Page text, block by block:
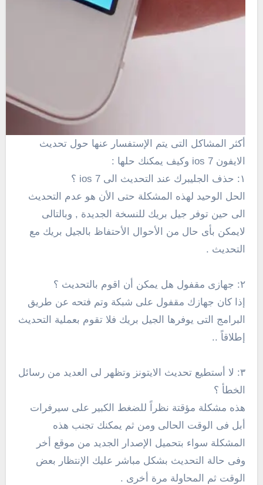
الايفون ios 7 وكيف يمكنك حلها :
١: حذف الجليبرك عند التحديث الى ios 7 ؟
الحل الوحيد لهذه المشكلة حتى الأن هو عدم التحديث
الى حين توفر جيل بريك للنسخة الجديدة , وبالتالى
لايمكن بأى حال من الأحوال الأحتفاظ بالجيل بريك مع
التحديث .
٢: جهازى مقفول هل يمكن أن اقوم بالتحديث ؟
إذا كان جهازك مقفول على شبكة وتم فتحه عن طريق
البرامج التى يوفرها الجيل بريك فلا تقوم بعملية التحديث
إطلاقاً ..
٣: لا أستطيع تحديث الايتونز وتظهر لى العديد من رسائل
الخطأ ؟
هذه مشكلة مؤقتة نظراً للضغط الكبير على سيرفرات
أبل فى الوقت الحالى ومن ثم يمكنك تجنب هذه
المشكلة سواء بتحميل الإصدار الجديد من موقع أخر
وفى حالة التحديث بشكل مباشر عليك الإنتظار بعض
الوقت ثم المحاولة مرة أخرى .